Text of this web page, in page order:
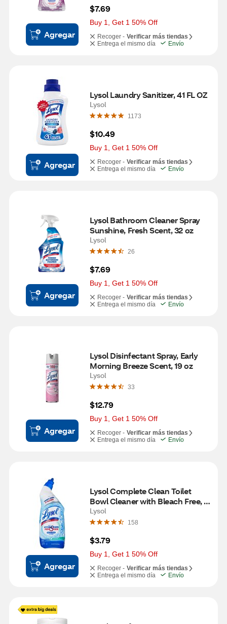
Agregar
$7.69
Buy 1, Get 1 50% Off
Recoger - Verificar más tiendas
Entrega el mismo día
Envío
Agregar
Lysol Laundry Sanitizer, 41 FL OZ
Lysol
1173
$10.49
Buy 1, Get 1 50% Off
Recoger - Verificar más tiendas
Entrega el mismo día
Envío
Agregar
Lysol Bathroom Cleaner Spray
Sunshine, Fresh Scent, 32 oz
Lysol
26
$7.69
Buy 1, Get 1 50% Off
Recoger - Verificar más tiendas
Entrega el mismo día
Envío
Agregar
Lysol Disinfectant Spray, Early
Morning Breeze Scent, 19 oz
Lysol
33
$12.79
Buy 1, Get 1 50% Off
Recoger - Verificar más tiendas
Entrega el mismo día
Envío
Agregar
Lysol Complete Clean Toilet
Bowl Cleaner with Bleach Free,
Value Pack, 24 oz
Lysol
158
$3.79
Buy 1, Get 1 50% Off
Recoger - Verificar más tiendas
Entrega el mismo día
Envío